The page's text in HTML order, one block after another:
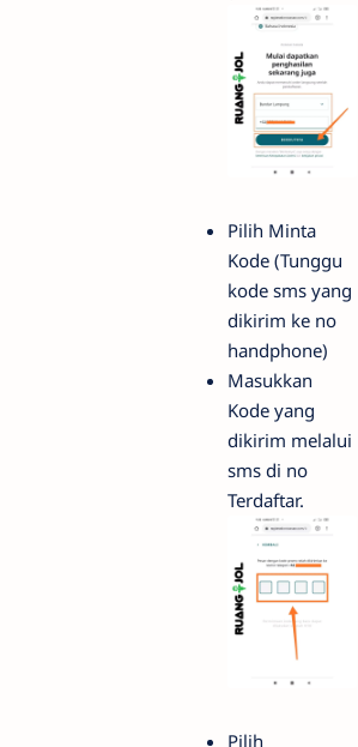
Pilih Minta
Kode (Tunggu
kode sms yang
dikirim ke no
handphone)
Masukkan
Kode yang
dikirim melalui
sms di no
Terdaftar.
Pilih